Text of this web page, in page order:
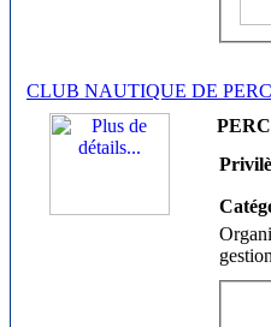
CLUB NAUTIQUE DE